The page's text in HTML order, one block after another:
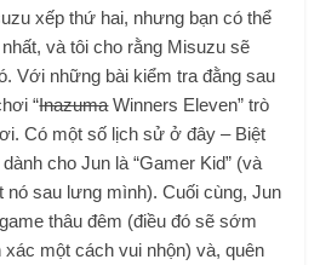
xếp thứ hai, nhưng bạn có thể
và tôi cho rằng Misuzu sẽ
Với những bài kiểm tra đằng sau
“InazumaWinners Eleven” trò
Có một số lịch sử ở đây – Biệt
cho Jun là “Gamer Kid” (và
nó sau lưng mình). Cuối cùng, Jun
thâu đêm (điều đó sẽ sớm
một cách vui nhộn) và, quên